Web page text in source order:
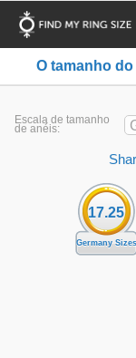
O tamanho
Escala de tamanho
de anéis:
17.25
Germany Sizes